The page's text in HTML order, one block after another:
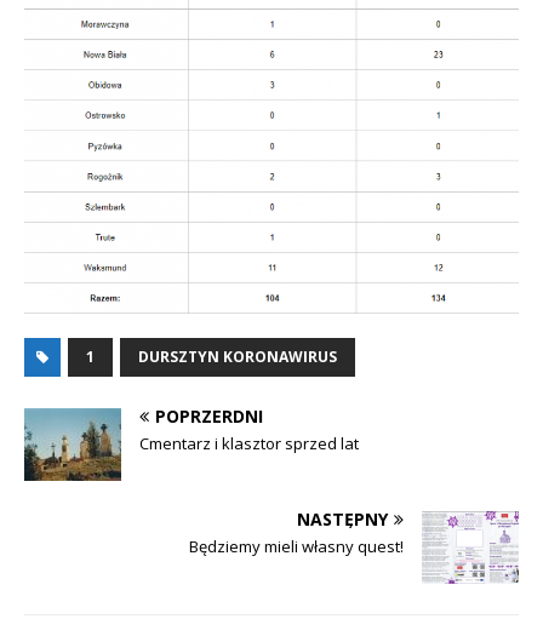
1 DURSZTYN KORONAWIRUS
POPRZERDNI
Cmentarz i klasztor sprzed lat
NASTĘPNY
Będziemy mieli własny quest!